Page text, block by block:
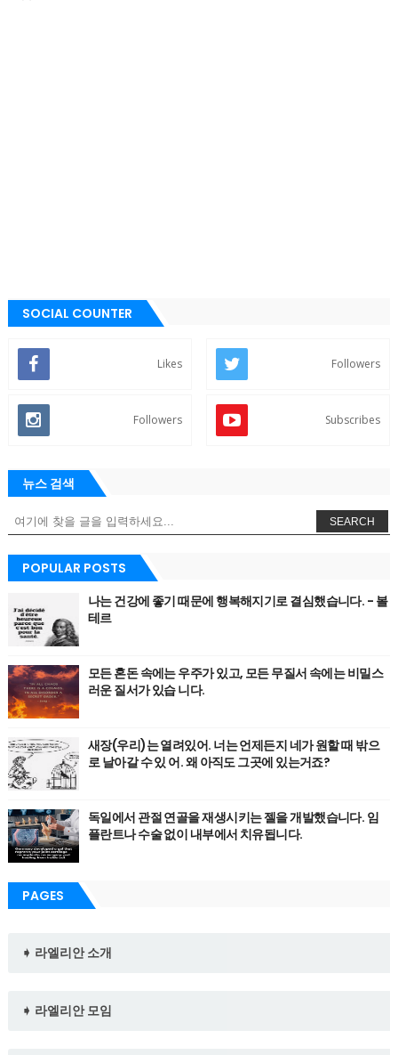
SOCIAL COUNTER
Likes Followers
Followers Subscribes
뉴스 검색
SEARCH
POPULAR POSTS
나는 건강에 좋기 때문에 행복해지기로 결심했습니다. - 볼
테르
모든 혼돈 속에는 우주가 있고, 모든 무질서 속에는 비밀스
러운 질서가 있습 니다.
새장(우리)는 열려있어. 너는 언제든지 네가 원할 때 밖으
로 날아갈 수 있 어. 왜 아직도 그곳에 있는거죠?
독일에서 관절 연골을 재생시키는 젤을 개발했습니다. 임
플란트나 수술 없이 내부에서 치유됩니다.
PAGES
➧ 라엘리안 소개
➧ 라엘리안 모임